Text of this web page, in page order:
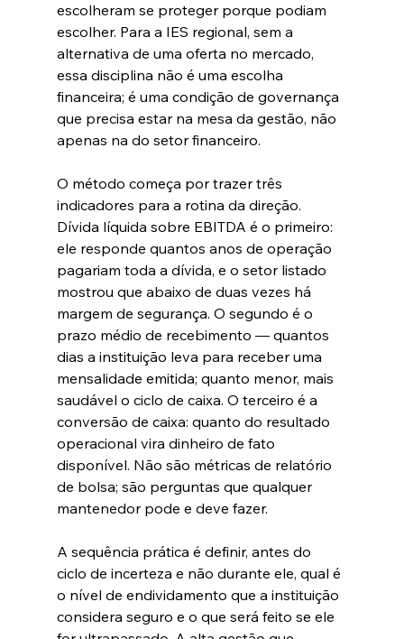
escolheram se proteger porque podiam
escolher. Para a IES regional, sem a
alternativa de uma oferta no mercado,
essa disciplina não é uma escolha
financeira; é uma condição de governança
que precisa estar na mesa da gestão, não
apenas na do setor financeiro.
O método começa por trazer três
indicadores para a rotina da direção.
Dívida líquida sobre EBITDA é o primeiro:
ele responde quantos anos de operação
pagariam toda a dívida, e o setor listado
mostrou que abaixo de duas vezes há
margem de segurança. O segundo é o
prazo médio de recebimento — quantos
dias a instituição leva para receber uma
mensalidade emitida; quanto menor, mais
saudável o ciclo de caixa. O terceiro é a
conversão de caixa: quanto do resultado
operacional vira dinheiro de fato
disponível. Não são métricas de relatório
de bolsa; são perguntas que qualquer
mantenedor pode e deve fazer.
A sequência prática é definir, antes do
ciclo de incerteza e não durante ele, qual é
o nível de endividamento que a instituição
considera seguro e o que será feito se ele